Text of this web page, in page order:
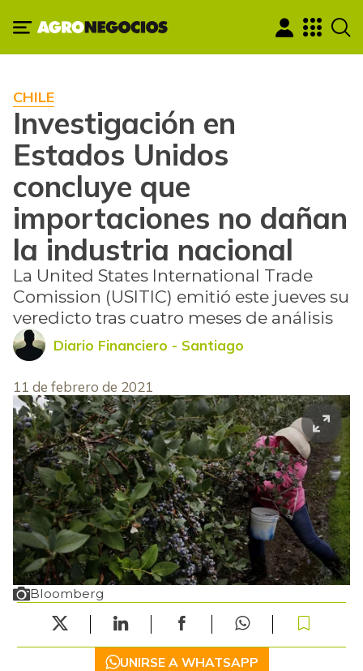
CHILE
Investigación en
Estados Unidos
concluye que
importaciones no dañan
la industria nacional
La United States International Trade
Comission (USITIC) emitió este jueves su
veredicto tras cuatro meses de análisis
Diario Financiero - Santiago
11 de febrero de 2021
Bloomberg
UNIRSE A WHATSAPP